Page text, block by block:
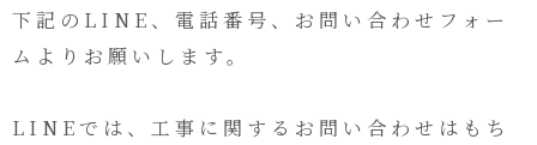
下記のLINE、電話番号、お問い合わせフォー
ムよりお願いします。
LINEでは、工事に関するお問い合わせはもち